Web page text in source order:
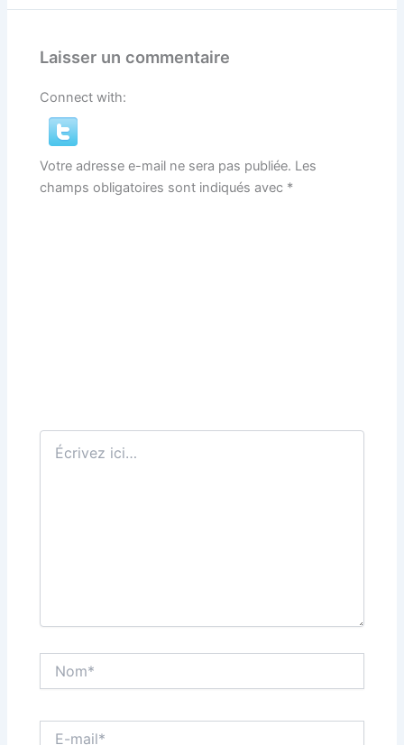
Laisser un commentaire
Connect with:
Votre adresse e-mail ne sera pas publiée. Les
champs obligatoires sont indiqués avec *
Écrivez
ici…